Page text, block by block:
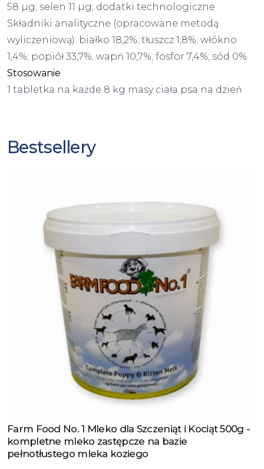
58 µg; selen 11 µg; dodatki technologiczne
Składniki analityczne (opracowane metodą
wyliczeniową): białko 18,2%; tłuszcz 1,8%; włókno
1,4%; popiół 33,7%; wapń 10,7%; fosfor 7,4%; sód 0%.
Stosowanie
1 tabletka na każde 8 kg masy ciała psa na dzień
Bestsellery
Zobacz produkt
Farm Food No. 1 Mleko dla Szczeniąt i Kociąt 500g -
kompletne mleko zastępcze na bazie
pełnotłustego mleka koziego